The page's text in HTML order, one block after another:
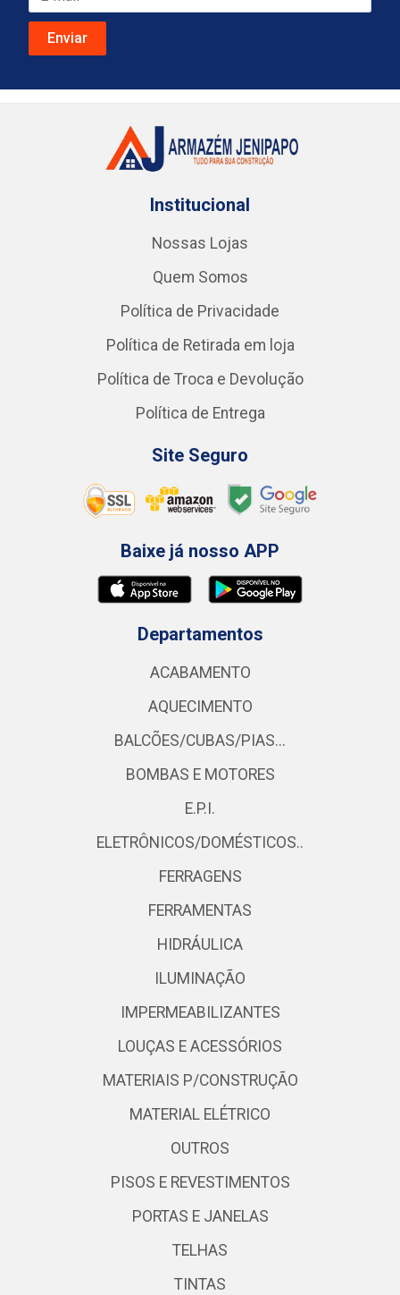
Institucional
Nossas Lojas
Quem Somos
Política de Privacidade
Política de Retirada em loja
Política de Troca e Devolução
Política de Entrega
Site Seguro
Baixe já nosso APP
Departamentos
ACABAMENTO
AQUECIMENTO
BALCÕES/CUBAS/PIAS...
BOMBAS E MOTORES
E.P.I.
ELETRÔNICOS/DOMÉSTICOS..
FERRAGENS
FERRAMENTAS
HIDRÁULICA
ILUMINAÇÃO
IMPERMEABILIZANTES
LOUÇAS E ACESSÓRIOS
MATERIAIS P/CONSTRUÇÃO
MATERIAL ELÉTRICO
OUTROS
PISOS E REVESTIMENTOS
PORTAS E JANELAS
TELHAS
TINTAS